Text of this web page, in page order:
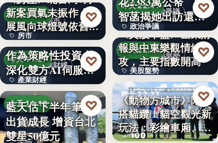
文字
房市
今天 11:31
房市
35.5
新案買氣未振作 住
展風向球燈號依舊閃
衰…
♡
產業財經
今天 11:27
產業財經
文字
M31私募引進信驊
作為策略性投資人
深化雙方AI伺服
器…
♡
今天 11:18
企業投資
藍天估下半年筆電
出貨成長 增資台北
雙星50億元
♡
政治爭議
昨天 22:41
政治爭議
文字
智菡揭她出訪還
安…
♡
美股盤勢
昨天 22:39
美股盤勢
11.67%
〈美股早盤〉企業財
報與中東樂觀情緒助
攻，主要指數開高
♡
昨天 22:37
觀光旅遊
100
《動物方城市》陪你
搭貓纜！貓空觀光新
玩法：彩繪車廂、星
♡